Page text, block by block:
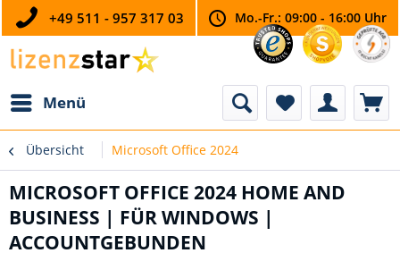
+49 511 - 957 317 03 Mo.-Fr.: 09:00 - 16:00 Uhr
Menü
Übersicht Microsoft Office 2024
MICROSOFT OFFICE 2024 HOME AND
BUSINESS | FÜR WINDOWS |
ACCOUNTGEBUNDEN